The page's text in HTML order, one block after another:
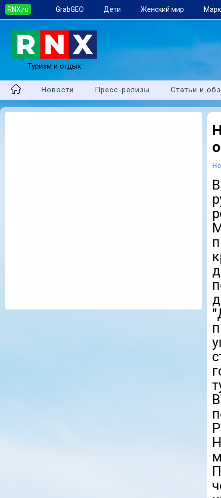
RNX.ru GrabGEO Дети Женский мир
Туризм и отдых
Новости Пресс-релизы Статьи и